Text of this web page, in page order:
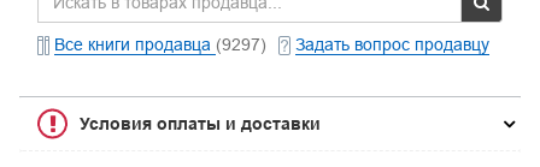
Все книги продавца (9297) Задать вопрос продавцу
Условия оплаты и доставки